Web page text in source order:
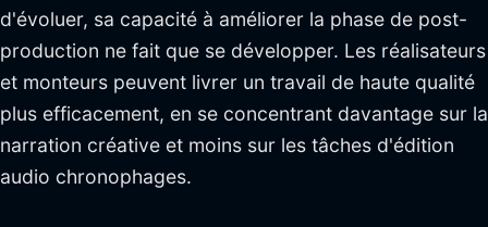
d'évoluer, sa capacité à améliorer la phase de post-
production ne fait que se développer. Les réalisateurs
et monteurs peuvent livrer un travail de haute qualité
plus efficacement, en se concentrant davantage sur la
narration créative et moins sur les tâches d'édition
audio chronophages.